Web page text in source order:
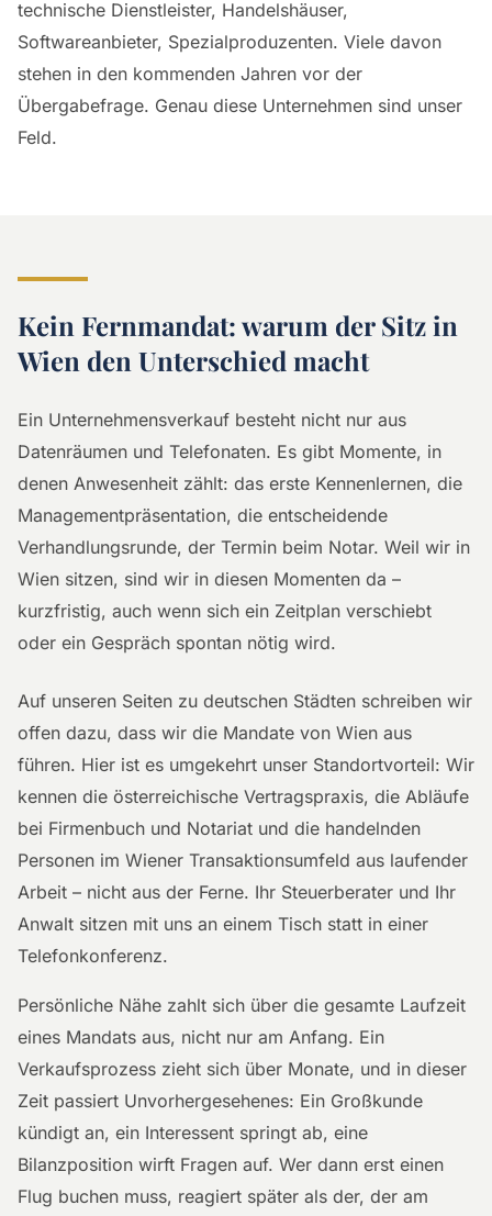
technische Dienstleister, Handelshäuser,
Softwareanbieter, Spezialproduzenten. Viele davon
stehen in den kommenden Jahren vor der
Übergabefrage. Genau diese Unternehmen sind unser
Feld.
Kein Fernmandat: warum der Sitz in
Wien den Unterschied macht
Ein Unternehmensverkauf besteht nicht nur aus
Datenräumen und Telefonaten. Es gibt Momente, in
denen Anwesenheit zählt: das erste Kennenlernen, die
Managementpräsentation, die entscheidende
Verhandlungsrunde, der Termin beim Notar. Weil wir in
Wien sitzen, sind wir in diesen Momenten da –
kurzfristig, auch wenn sich ein Zeitplan verschiebt
oder ein Gespräch spontan nötig wird.
Auf unseren Seiten zu deutschen Städten schreiben wir
offen dazu, dass wir die Mandate von Wien aus
führen. Hier ist es umgekehrt unser Standortvorteil: Wir
kennen die österreichische Vertragspraxis, die Abläufe
bei Firmenbuch und Notariat und die handelnden
Personen im Wiener Transaktionsumfeld aus laufender
Arbeit – nicht aus der Ferne. Ihr Steuerberater und Ihr
Anwalt sitzen mit uns an einem Tisch statt in einer
Telefonkonferenz.
Persönliche Nähe zahlt sich über die gesamte Laufzeit
eines Mandats aus, nicht nur am Anfang. Ein
Verkaufsprozess zieht sich über Monate, und in dieser
Zeit passiert Unvorhergesehenes: Ein Großkunde
kündigt an, ein Interessent springt ab, eine
Bilanzposition wirft Fragen auf. Wer dann erst einen
Flug buchen muss, reagiert später als der, der am